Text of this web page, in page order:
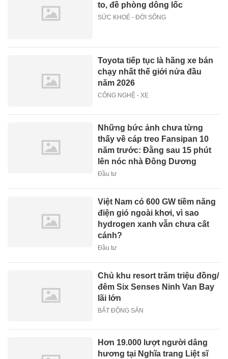
to, đề phòng dông lốc
SỨC KHOẺ - ĐỜI SỐNG
Toyota tiếp tục là hãng xe bán
chạy nhất thế giới nửa đầu
năm 2026
CÔNG NGHỆ - XE
Những bức ảnh chưa từng
thấy về cáp treo Fansipan 10
năm trước: Đằng sau 15 phút
lên nóc nhà Đông Dương
Đầu tư
Việt Nam có 600 GW tiềm năng
điện gió ngoài khơi, vì sao
hydrogen xanh vẫn chưa cất
cánh?
Đầu tư
Chủ khu resort trăm triệu đồng/
đêm Six Senses Ninh Van Bay
lãi lớn
BẤT ĐỘNG SẢN
Hơn 19.000 lượt người dâng
hương tại Nghĩa trang Liệt sĩ